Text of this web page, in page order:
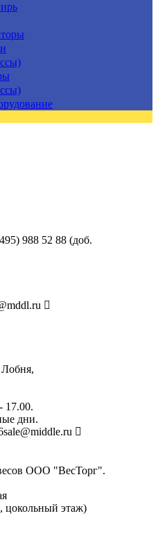
988 52 88 (доб.
Лобня,
17.00.
дни.
sale@middle.ru
ООО "ВесТорг".
цокольный этаж)